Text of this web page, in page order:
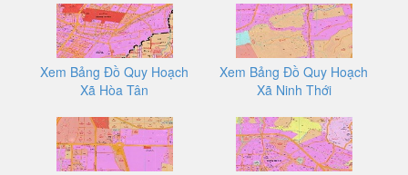
Xem Bảng Đồ Quy Hoạch
Xã Hòa Tân
Xem Bảng Đồ Quy Hoạch
Xã Ninh Thới